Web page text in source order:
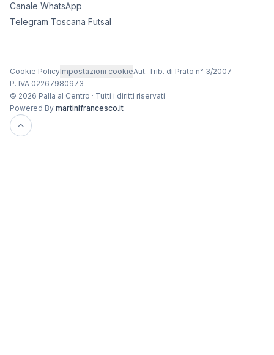
Canale WhatsApp
Telegram Toscana Futsal
Cookie PolicyImpostazioni cookieAut. Trib. di Prato n° 3/2007
P. IVA 02267980973
© 2026 Palla al Centro · Tutti i diritti riservati
Powered By martinifrancesco.it